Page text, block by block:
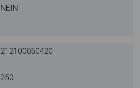
NEIN
212100050420
250